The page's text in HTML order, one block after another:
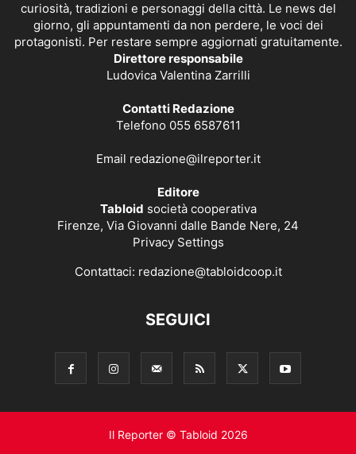
curiosità, tradizioni e personaggi della città. Le news del
giorno, gli appuntamenti da non perdere, le voci dei
protagonisti. Per restare sempre aggiornati gratuitamente.
Direttore responsabile
Ludovica Valentina Zarrilli
Contatti Redazione
Telefono 055 6587611
Email redazione@ilreporter.it
Editore
Tabloid società cooperativa
Firenze, Via Giovanni dalle Bande Nere, 24
Privacy Settings
Contattaci: redazione@tabloidcoop.it
SEGUICI
Il Reporter © Tabloid 2026